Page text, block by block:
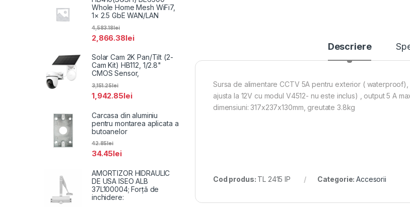
Descriere
Sursa de alimentare CCTV 5A pentru exterior (
ajusta la 12V cu modul V4512- nu este inclus) , output 5 A
dimensiuni: 317x237x130mm, greutate 3.8kg
Cod produs: TL 2415 IP Categorie:Accesorii
Whole Home Mesh WiFi7,
1× 2.5 GbE WAN/LAN
2,866.38lei
4,583.18lei
Solar Cam 2K Pan/Tilt (2-
Cam Kit) HB112, 1/2.8"
CMOS Sensor,
1,942.85lei
3,151.25lei
Carcasa din aluminiu
pentru montarea aplicata a
butoanelor
34.45lei
42.85lei
AMORTIZOR HIDRAULIC
DE USA ISEO ALB
37L100004; Forță de
inchidere: